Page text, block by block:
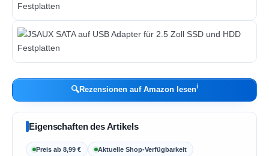
🔍Rezensionen auf Amazon lesenℹ︎
Eigenschaften des Artikels
Preis ab 8,99 € Aktuelle Shop-Verfügbarkeit